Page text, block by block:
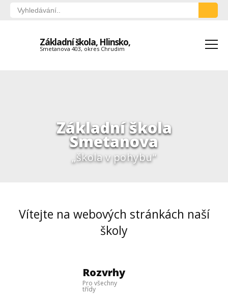
Základní škola, Hlinsko,
Smetanova 403, okres Chrudim
Základní škola
Smetanova
„škola v pohybu“
Vítejte na webových stránkách naší
školy
Rozvrhy
Pro všechny
třídy